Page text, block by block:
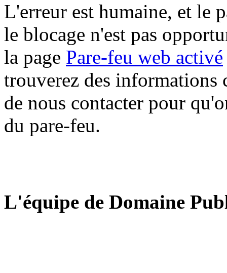
L'erreur est humaine, et le
le blocage n'est pas
la page Pare-feu web activé
trouverez des informations
de nous contacter pour
du pare-feu.
L'équipe de Domaine